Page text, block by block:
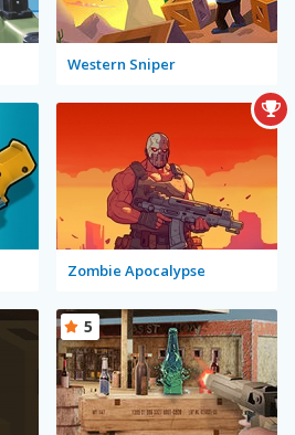
Western Sniper
Zombie Apocalypse
5